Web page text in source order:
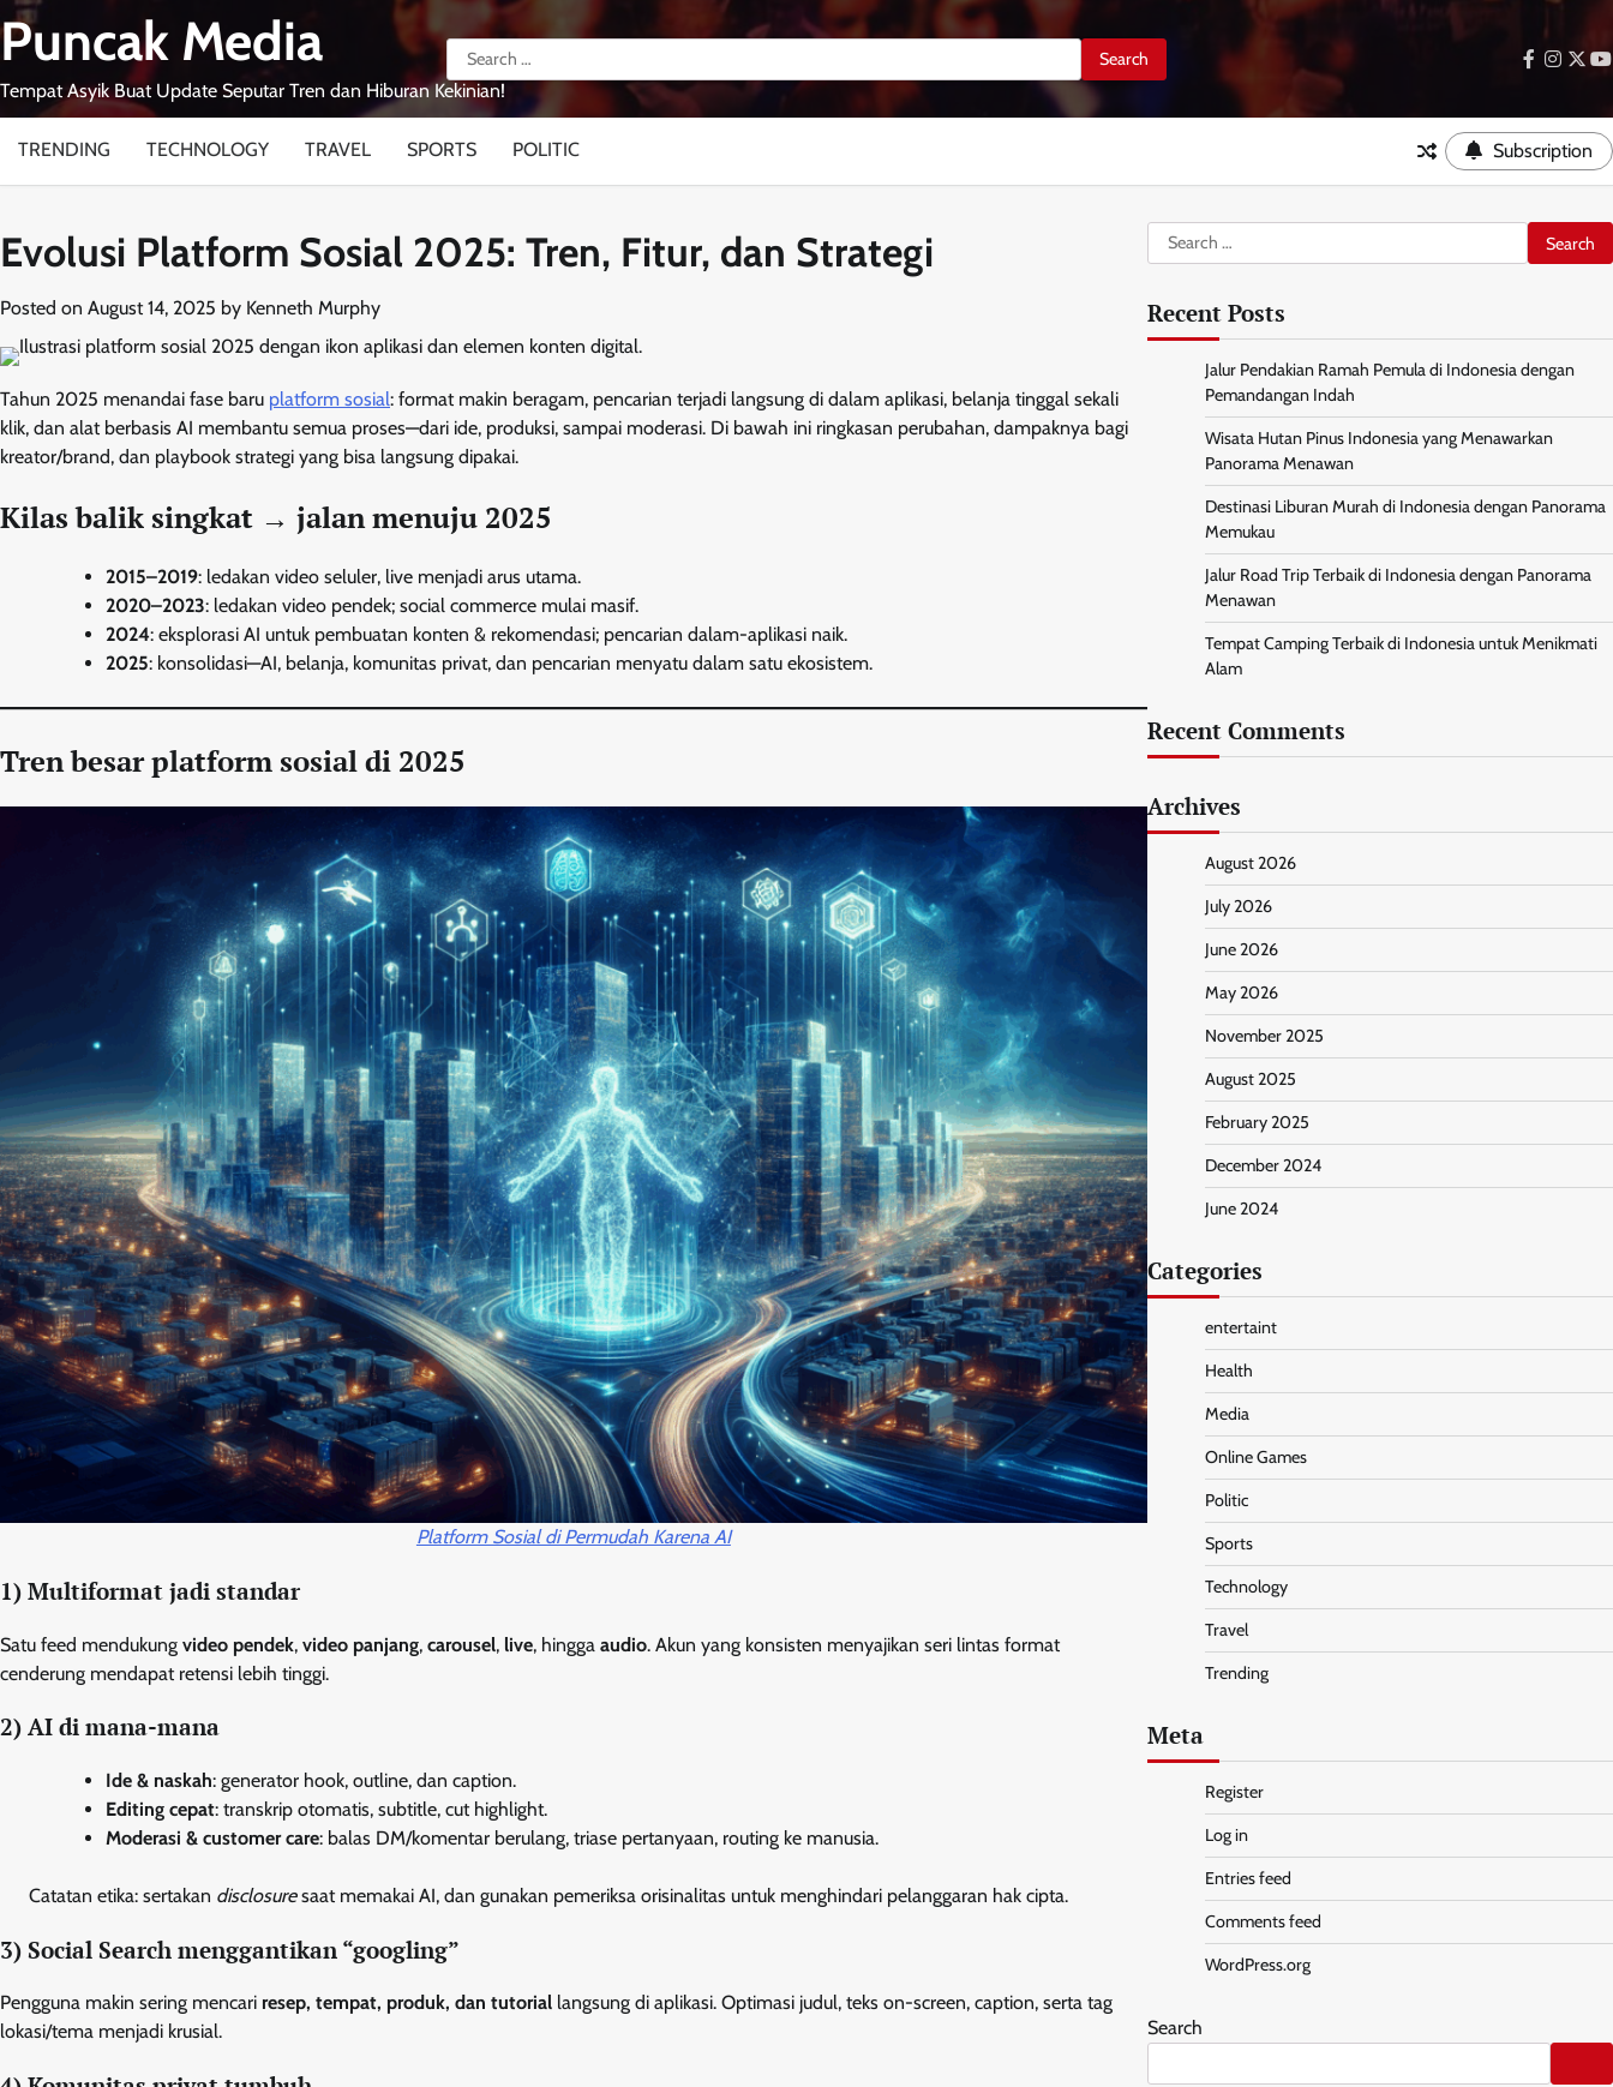
Skip
to
Puncak Media
Tempat Asyik Buat Update Seputar Tren dan Hiburan Kekinian!
Search
for:
facebook
TRENDING TECHNOLOGY TRAVEL SPORTS POLITIC Subscription
Evolusi Platform Sosial 2025: Tren, Fitur, dan Strategi
Posted on August 14, 2025 by Kenneth Murphy
Tahun 2025 menandai fase baru platform sosial: format makin beragam, pencarian terjadi langsung di dalam aplikasi, belanja tinggal sekali
klik, dan alat berbasis AI membantu semua proses—dari ide, produksi, sampai moderasi. Di bawah ini ringkasan perubahan, dampaknya bagi
kreator/brand, dan playbook strategi yang bisa langsung dipakai.
Kilas balik singkat → jalan menuju 2025
2015–2019: ledakan video seluler, live menjadi arus utama.
2020–2023: ledakan video pendek; social commerce mulai masif.
2024: eksplorasi AI untuk pembuatan konten & rekomendasi; pencarian dalam-aplikasi naik.
2025: konsolidasi—AI, belanja, komunitas privat, dan pencarian menyatu dalam satu ekosistem.
Tren besar platform sosial di 2025
Platform Sosial di Permudah Karena AI
1) Multiformat jadi standar
Satu feed mendukung video pendek, video panjang, carousel, live, hingga audio. Akun yang konsisten menyajikan seri lintas format
cenderung mendapat retensi lebih tinggi.
2) AI di mana-mana
Ide & naskah: generator hook, outline, dan caption.
Editing cepat: transkrip otomatis, subtitle, cut highlight.
Moderasi & customer care: balas DM/komentar berulang, triase pertanyaan, routing ke manusia.
Catatan etika: sertakan disclosuresaat memakai AI, dan gunakan pemeriksa orisinalitas untuk menghindari pelanggaran hak cipta.
3) Social Search menggantikan “googling”
Pengguna makin sering mencari resep, tempat, produk, dan tutorial langsung di aplikasi. Optimasi judul, teks on-screen, caption, serta tag
lokasi/tema menjadi krusial.
Search
for:
Recent Posts
Jalur Pendakian Ramah Pemula di Indonesia dengan
Pemandangan Indah
Wisata Hutan Pinus Indonesia yang Menawarkan
Panorama Menawan
Destinasi Liburan Murah di Indonesia dengan Panorama
Memukau
Jalur Road Trip Terbaik di Indonesia dengan Panorama
Menawan
Tempat Camping Terbaik di Indonesia untuk Menikmati
Alam
Recent Comments
Archives
August 2026
July 2026
June 2026
May 2026
November 2025
August 2025
February 2025
December 2024
June 2024
Categories
entertaint
Health
Media
Online Games
Politic
Sports
Technology
Travel
Trending
Meta
Register
Log in
Entries feed
Comments feed
WordPress.org
Search